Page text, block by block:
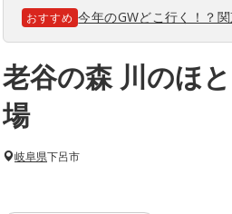
おすすめ 今年のGWどこ行く！？
老谷の森 川のほ
場
岐阜県下呂市